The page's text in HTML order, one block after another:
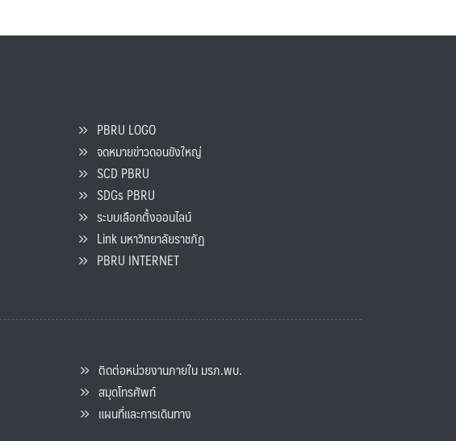
PBRU LOGO
จดหมายข่าวดอนขังใหญ่
SCD PBRU
SDGs PBRU
ระบบเลือกตั้งออนไลน์
Link มหาวิทยาลัยราชภัฏ
PBRU INTERNET
ติดต่อหน่วยงานภายใน มรภ.พบ.
สมุดโทรศัพท์
แผนที่และการเดินทาง